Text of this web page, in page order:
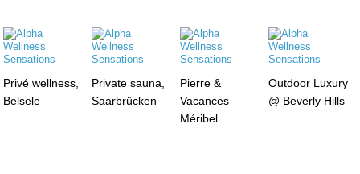
Privé wellness,
Belsele
Private sauna,
Saarbrücken
Pierre &
Vacances –
Méribel
Outdoor Luxury
@ Beverly Hills